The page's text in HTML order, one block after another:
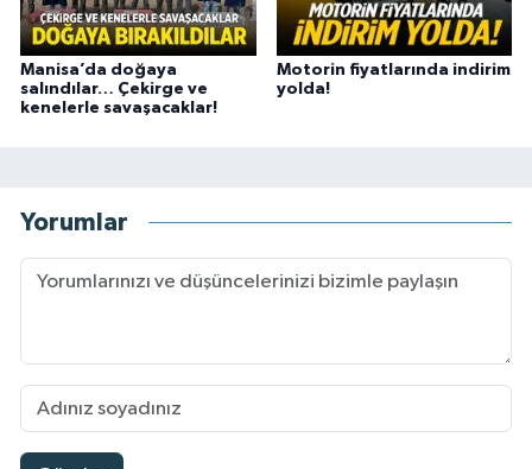
Manisa’da doğaya
salındılar… Çekirge ve
kenelerle savaşacaklar!
Motorin fiyatlarında indirim
yolda!
Yorumlar